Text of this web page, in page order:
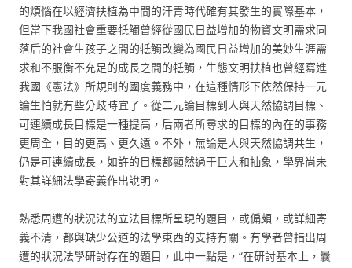
的煩惱在以經濟扶植為中間的汗青時代確有其發生的實際基本，
但當下我國社會重要牴觸曾經從國民日益增加的物資文明需求同
落后的社會生孩子之間的牴觸改變為國民日益增加的美妙生涯需
求和不服衡不充足的成長之間的牴觸，生態文明扶植也曾經寫進
我國《憲法》所規則的國度義務中，在這種情形下依然保持一元
論生怕就有些分歧時宜了。從二元論目標到人與天然協調目標、
可連續成長目標是一種提高，后兩者所尋求的目標的內在的事務
更周全，目的更高、更久遠。不外，無論是人與天然協調共生，
仍是可連續成長，如許的目標都顯然過于巨大和抽象，學界尚未
對其詳細法學寄義作出說明。
熟悉周遭的狀況法的立法目標所呈現的題目，或偏頗，或詳細寄
義不清，都與缺少公道的法學東西的支持有關。有學者曾指出周
遭的狀況法學研討存在的題目，此中一點是，“在研討基本上，曩